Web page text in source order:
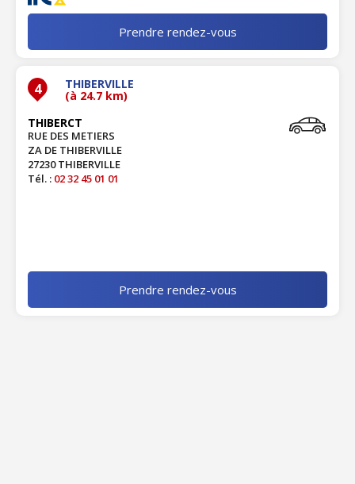
Prendre rendez-vous
4 THIBERVILLE
(à 24.7 km)
THIBERCT
RUE DES METIERS
ZA DE THIBERVILLE
27230 THIBERVILLE
Tél. : 02 32 45 01 01
Prendre rendez-vous